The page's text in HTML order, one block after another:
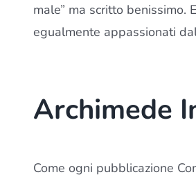
male” ma scritto
egualmente appassionati
Archimede
Come ogni pubblicazione